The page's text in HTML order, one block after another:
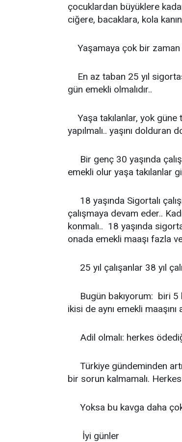
çocuklardan büyüklere
ciğere, bacaklara, kola
Yaşamaya çok bir zaman
En az taban 25 yıl
gün emekli olmalıdır..
Yaşa takılanlar, yok güne
yapılmalı.. yaşını dolduran
Bir genç 30 yaşında
emekli olur yaşa takılanlar
18 yaşında Sigortalı
çalışmaya devam eder..
konmalı.. 18 yaşında
onada emekli maaşı fazla
25 yıl çalışanlar 38 yıl
Bugün bakıyorum: biri 5
ikisi de aynı emekli maaşını
Adil olmalı: herkes
Türkiye gündeminden
bir sorun kalmamalı.
Yoksa bu kavga daha
İyi günler